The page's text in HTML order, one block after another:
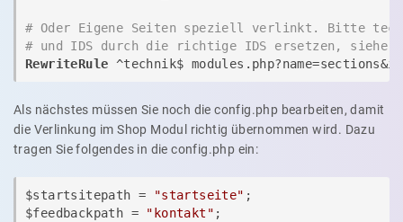
# Oder Eigene Seiten speziell verlinkt. Bitte
# und IDS durch die richtige IDS ersetzen, siehe
RewriteRule ^technik$
Als nächstes müssen Sie noch die config.php bearbeiten, damit
die Verlinkung im Shop Modul richtig übernommen wird. Dazu
tragen Sie folgendes in die config.php ein:
$startsitepath = "startseite" ;
$feedbackpath = "kontakt" ;